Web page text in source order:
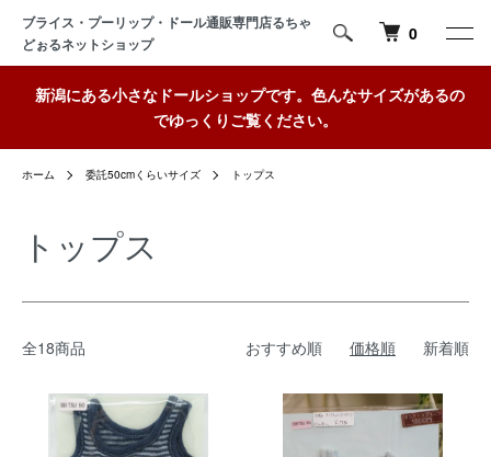
ブライス・プーリップ・ドール通販専門店るちゃ
どぉるネットショップ
0
新潟にある小さなドールショップです。色んなサイズがあるの
でゆっくりご覧ください。
ホーム 委託50cmくらいサイズ トップス
トップス
全18商品 おすすめ順 価格順 新着順